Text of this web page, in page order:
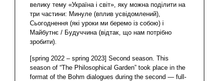
велику тему «Україна і світ», яку можна поділити на
три частини: Минуле (вплив усвідомлений),
Сьогоднення (які уроки ми беремо із собою) і
Майбутнє / Будуччина (відтак, що нам потрібно
зробити).
[spring 2022 – spring 2023] Second season. This
season of “The Philosophical Garden” took place in the
format of the Bohm dialogues during the second — full-